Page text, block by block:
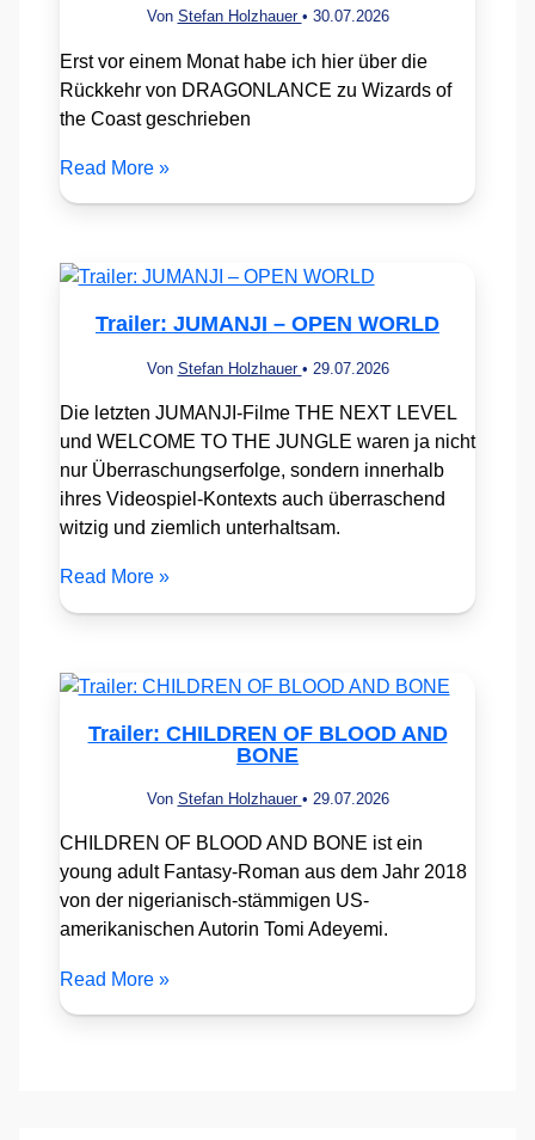
Von Stefan Holzhauer • 30.07.2026
Erst vor einem Monat habe ich hier über die
Rückkehr von DRAGONLANCE zu Wizards of
the Coast geschrieben
Read More »
Trailer: JUMANJI – OPEN WORLD
Von Stefan Holzhauer • 29.07.2026
Die letzten JUMANJI-Filme THE NEXT LEVEL
und WELCOME TO THE JUNGLE waren ja nicht
nur Überraschungserfolge, sondern innerhalb
ihres Videospiel-Kontexts auch überraschend
witzig und ziemlich unterhaltsam.
Read More »
Trailer: CHILDREN OF BLOOD AND
BONE
Von Stefan Holzhauer • 29.07.2026
CHILDREN OF BLOOD AND BONE ist ein
young adult Fantasy-Roman aus dem Jahr 2018
von der nigerianisch-stämmigen US-
amerikanischen Autorin Tomi Adeyemi.
Read More »